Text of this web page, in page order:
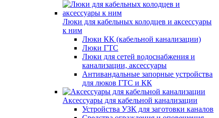
Люки для кабельных колодцев и аксессуары
к ним
Люки КК (кабельной канализации)
Люки ГТС
Люки для сетей водоснабжения и
канализации, аксессуары
Антивандальные запорные устройства
для люков ГТС и КК
Аксессуары для кабельной канализации
Устройства УЗК для заготовки каналов